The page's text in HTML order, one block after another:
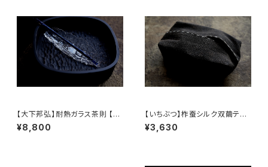
【大下邦弘】耐熱ガラス茶則 【O
shitaKunihiro】Tea Scoop
¥8,800
【いちぶつ】柞蚕シルク双繭ティ
ッシュカバー【 ichibutu 】Tuss
ah Silk Tissue Case
¥3,630